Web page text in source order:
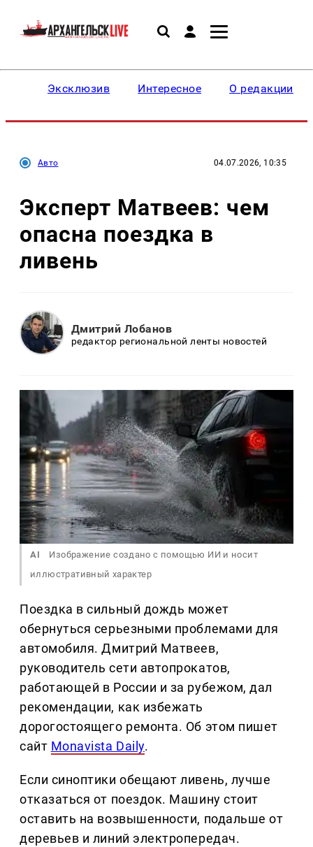
Эксклюзив Интересное О редакции
Авто 04.07.2026, 10:35
Эксперт Матвеев: чем
опасна поездка в
ливень
Дмитрий Лобанов
редактор региональной ленты новостей
AI
Изображение создано с помощью ИИ и носит
иллюстративный характер
Поездка в сильный дождь может
обернуться серьезными проблемами для
автомобиля. Дмитрий Матвеев,
руководитель сети автопрокатов,
работающей в России и за рубежом, дал
рекомендации, как избежать
дорогостоящего ремонта. Об этом пишет
сайт Monavista Daily.
Если синоптики обещают ливень, лучше
отказаться от поездок. Машину стоит
оставить на возвышенности, подальше от
деревьев и линий электропередач.